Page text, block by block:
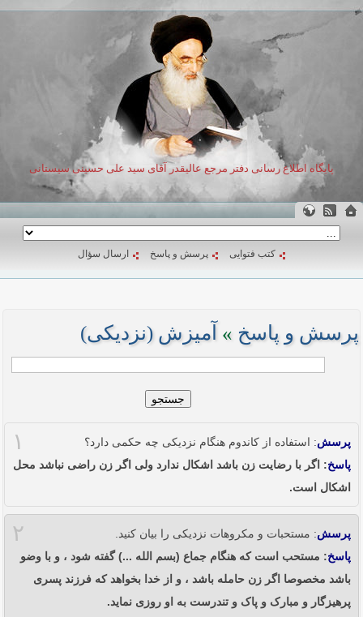
پایگاه اطلاع رسانی دفتر مرجع عالیقدر آقای سید علی حسینی سیستانی
کتب فتوایی پرسش و پاسخ ارسال سؤال
پرسش و پاسخ » آمیزش (نزدیکی)
جستجو
۱ پرسش: استفاده از کاندوم هنگام نزدیکی چه حکمی دارد؟
پاسخ: اگر با رضایت زن باشد اشکال ندارد ولی اگر زن راضی نباشد محل
اشکال است.
۲ پرسش: مستحبات و مکروهات نزدیکی را بیان کنید.
پاسخ: مستحب است که هنگام جماع (بسم الله ...) گفته شود ، و با وضو
باشد مخصوصا اگر زن حامله باشد ، و از خدا بخواهد که فرزند پسری
پرهیزگار و مبارک و پاک و تندرست به او روزی نماید.